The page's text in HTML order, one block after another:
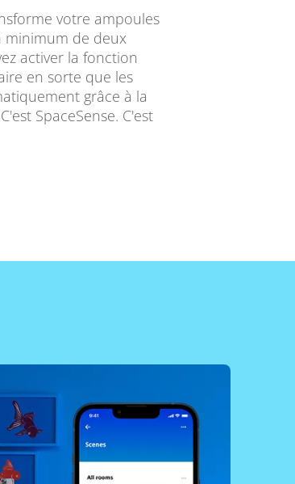
votre ampoules
minimum de deux
activer la fonction
en sorte que les
grâce à la
SpaceSense. C'est